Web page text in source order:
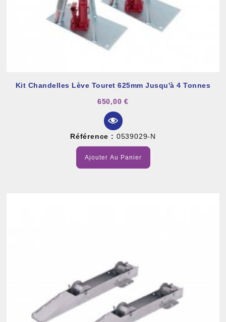
Kit Chandelles Lève Touret 625mm Jusqu'à 4 Tonnes
650,00 €
Référence : 0539029-N
Ajouter Au Panier